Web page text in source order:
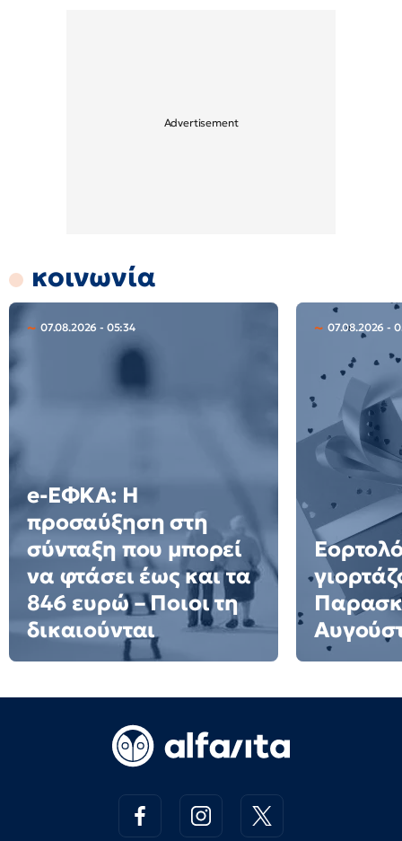
κοινωνία
07.08.2026 - 05:34
e-ΕΦΚΑ: Η
προσαύξηση στη
σύνταξη που μπορεί
να φτάσει έως και τα
846 ευρώ – Ποιοι τη
δικαιούνται
07.08.2026 -